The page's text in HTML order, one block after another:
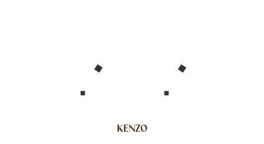
KENZO